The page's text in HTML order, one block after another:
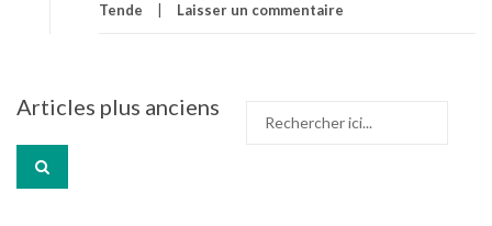
Tende Laisser un commentaire
Navigation
articles
Articles plus anciens